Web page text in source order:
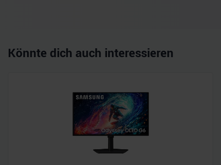
Könnte dich auch interessieren